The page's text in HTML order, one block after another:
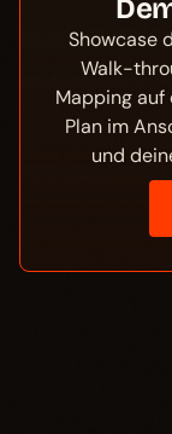
Showcase
Walk-
Mapping
Plan im
und